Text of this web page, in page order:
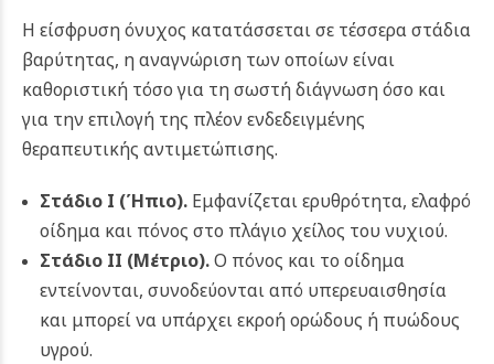
Η είσφρυση όνυχος κατατάσσεται σε τέσσερα στάδια
βαρύτητας, η αναγνώριση των οποίων είναι
καθοριστική τόσο για τη σωστή διάγνωση όσο και
για την επιλογή της πλέον ενδεδειγμένης
θεραπευτικής αντιμετώπισης.
Στάδιο Ι (Ήπιο).Εμφανίζεται ερυθρότητα, ελαφρό
οίδημα και πόνος στο πλάγιο χείλος του νυχιού.
Στάδιο ΙΙ (Μέτριο).Ο πόνος και το οίδημα
εντείνονται, συνοδεύονται από υπερευαισθησία
και μπορεί να υπάρχει εκροή ορώδους ή πυώδους
υγρού.